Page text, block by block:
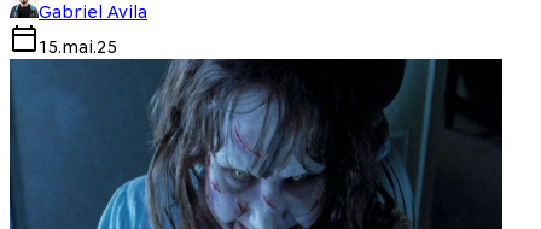
Gabriel Avila
15.mai.25